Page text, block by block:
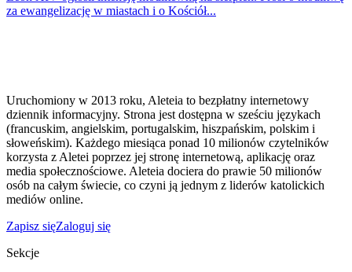
za ewangelizację w miastach i o Kościół...
Uruchomiony w 2013 roku, Aleteia to bezpłatny internetowy
dziennik informacyjny. Strona jest dostępna w sześciu językach
(francuskim, angielskim, portugalskim, hiszpańskim, polskim i
słoweńskim). Każdego miesiąca ponad 10 milionów czytelników
korzysta z Aletei poprzez jej stronę internetową, aplikację oraz
media społecznościowe. Aleteia dociera do prawie 50 milionów
osób na całym świecie, co czyni ją jednym z liderów katolickich
mediów online.
Zapisz sięZaloguj się
Sekcje